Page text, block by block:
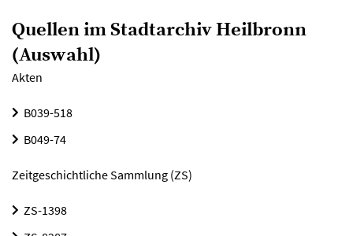
Quellen im Stadtarchiv Heilbronn
(Auswahl)
Akten
B039-518
B049-74
Zeitgeschichtliche Sammlung (ZS)
ZS-1398